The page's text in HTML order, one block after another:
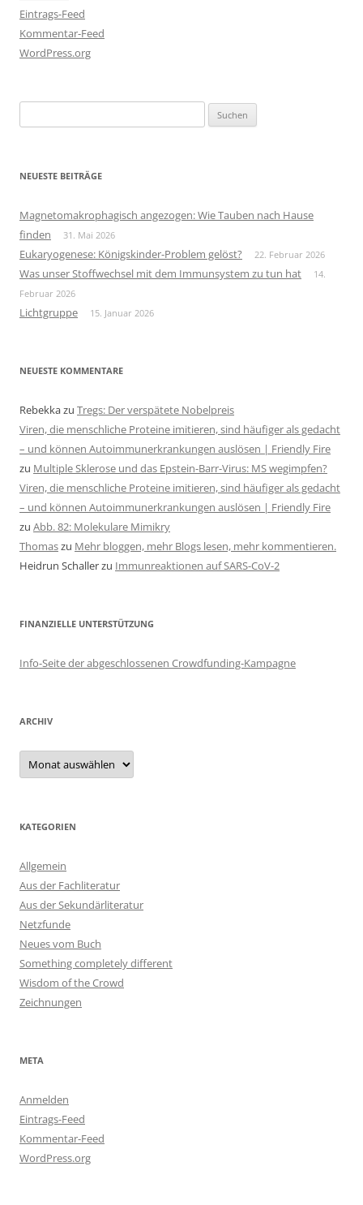
Eintrags-Feed
Kommentar-Feed
WordPress.org
nach:
NEUESTE BEITRÄGE
Magnetomakrophagisch angezogen: Wie Tauben nach Hause
finden
31. Mai 2026
Eukaryogenese: Königskinder-Problem gelöst? 22. Februar 2026
Was unser Stoffwechsel mit dem Immunsystem zu tun hat
14.
Februar 2026
Lichtgruppe 15. Januar 2026
NEUESTE KOMMENTARE
Rebekkazu Tregs: Der verspätete Nobelpreis
Viren, die menschliche Proteine imitieren, sind häufiger als gedacht
– und können Autoimmunerkrankungen auslösen | Friendly Fire
zu Multiple Sklerose und das Epstein-Barr-Virus: MS wegimpfen?
Viren, die menschliche Proteine imitieren, sind häufiger als gedacht
– und können Autoimmunerkrankungen auslösen | Friendly Fire
zu Abb. 82: Molekulare Mimikry
Thomaszu Mehr bloggen, mehr Blogs lesen, mehr kommentieren.
Heidrun Schallerzu Immunreaktionen auf SARS-CoV-2
FINANZIELLE UNTERSTÜTZUNG
Info-Seite der abgeschlossenen Crowdfunding-Kampagne
ARCHIV
Archiv
KATEGORIEN
Allgemein
Aus der Fachliteratur
Aus der Sekundärliteratur
Netzfunde
Neues vom Buch
Something completely different
Wisdom of the Crowd
Zeichnungen
META
Anmelden
Eintrags-Feed
Kommentar-Feed
WordPress.org